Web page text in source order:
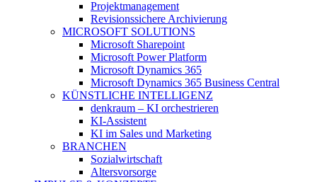
Projektmanagement
Revisionssichere Archivierung
MICROSOFT SOLUTIONS
Microsoft Sharepoint
Microsoft Power Platform
Microsoft Dynamics 365
Microsoft Dynamics 365 Business Central
KÜNSTLICHE INTELLIGENZ
denkraum – KI orchestrieren
KI-Assistent
KI im Sales und Marketing
BRANCHEN
Sozialwirtschaft
Altersvorsorge